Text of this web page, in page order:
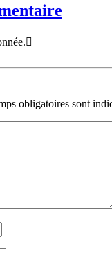
obligatoires sont